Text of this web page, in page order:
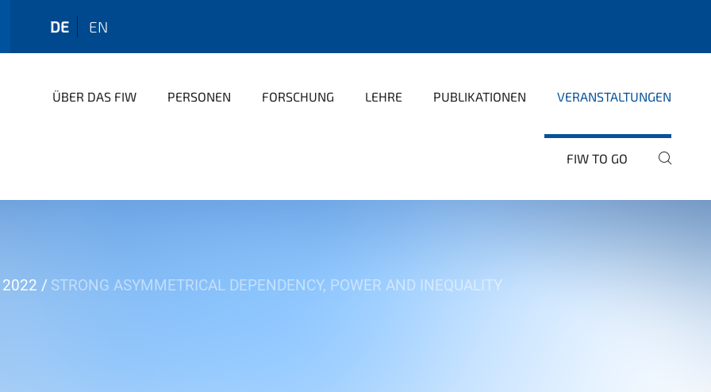
DE EN
ÜBER DAS FIW PERSONEN FORSCHUNG LEHRE PUBLIKATIONEN VERANSTALTUNGEN
FIW TO GO
2022 STRONG ASYMMETRICAL DEPENDENCY, POWER AND INEQUALITY